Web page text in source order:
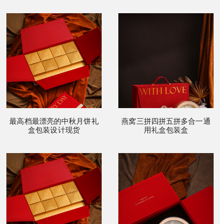
最高档最漂亮的中秋月饼礼
盒包装设计现货
燕窝三拼四拼五拼多合一通
用礼盒包装盒